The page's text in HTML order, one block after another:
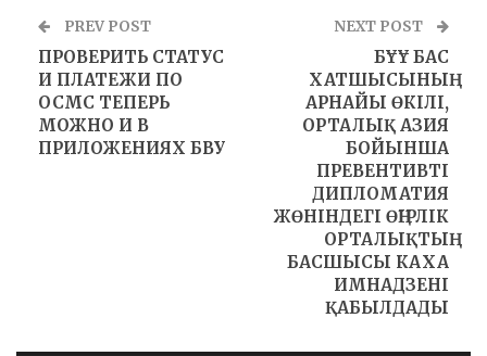
PREV POST
ПРОВЕРИТЬ СТАТУС
И ПЛАТЕЖИ ПО
ОСМС ТЕПЕРЬ
МОЖНО И В
ПРИЛОЖЕНИЯХ БВУ
NEXT POST
БҰҰ БАС
ХАТШЫСЫНЫҢ
АРНАЙЫ ӨКІЛІ,
ОРТАЛЫҚ АЗИЯ
БОЙЫНША
ПРЕВЕНТИВТІ
ДИПЛОМАТИЯ
ЖӨНІНДЕГІ ӨҢІРЛІК
ОРТАЛЫҚТЫҢ
БАСШЫСЫ КАХА
ИМНАДЗЕНІ
ҚАБЫЛДАДЫ